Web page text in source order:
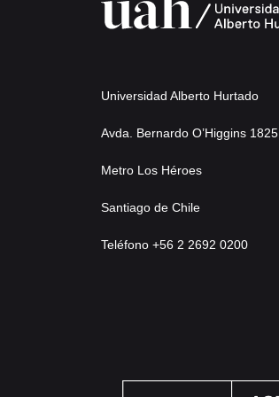
Universidad Alberto Hurtado
Avda. Bernardo O’Higgins 1825
Metro Los Héroes
Santiago de Chile
Teléfono +56 2 2692 0200